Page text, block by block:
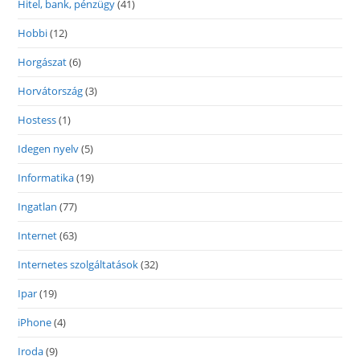
Hitel, bank, pénzügy(41)
Hobbi(12)
Horgászat(6)
Horvátország(3)
Hostess(1)
Idegen nyelv(5)
Informatika(19)
Ingatlan (77)
Internet(63)
Internetes szolgáltatások(32)
Ipar(19)
iPhone(4)
Iroda(9)